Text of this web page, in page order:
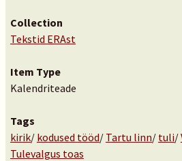
Collection
Tekstid ERAst
Item Type
Kalendriteade
Tags
kirik/ kodused tööd/ Tartu linn/ tuli/
Tulevalgus toas